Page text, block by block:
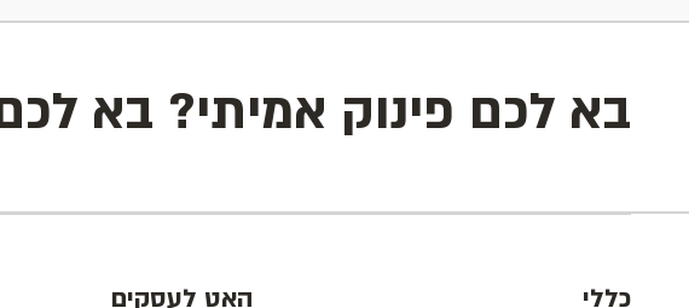
בא לכם פינוק אמיתי? בא
כללי האט לעסקים